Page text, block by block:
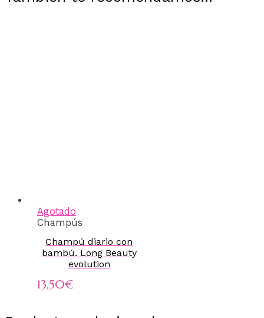
Agotado
Champús
Champú diario con
bambú. Long Beauty
evolution
13,50€